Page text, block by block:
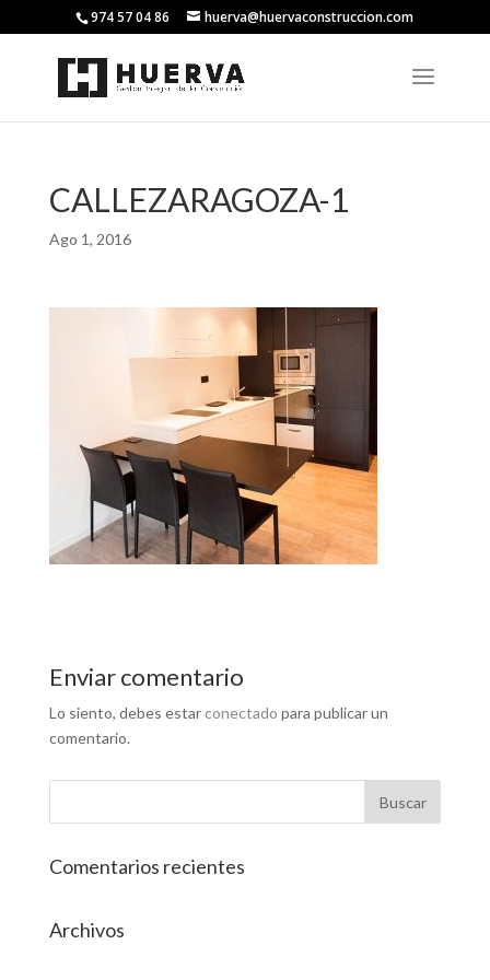
974 57 04 86 huerva@huervaconstruccion.com
CALLEZARAGOZA-1
Ago 1, 2016
Enviar comentario
Lo siento, debes estarconectado para publicar un
comentario.
Comentarios recientes
Archivos